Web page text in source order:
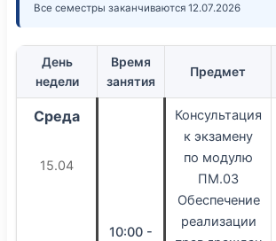
Все семестры заканчиваются 12.07.2026
День
недели
Время
занятия
Предмет
Среда
15.04
10:00 -
Консультация
к экзамену
по модулю
ПМ.03
Обеспечение
реализации